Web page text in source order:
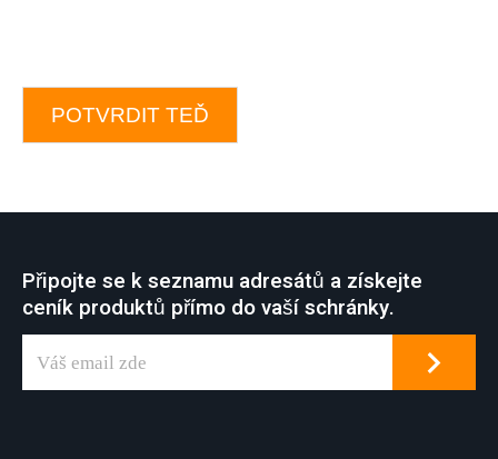
POTVRDIT TEĎ
Připojte se k seznamu adresátů a získejte
ceník produktů přímo do vaší schránky.